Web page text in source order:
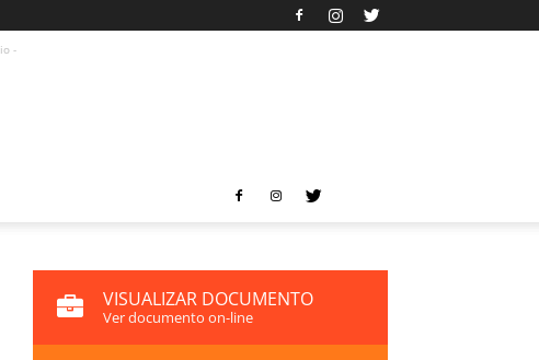
-
VISUALIZAR DOCUMENTO
Ver documento on-line